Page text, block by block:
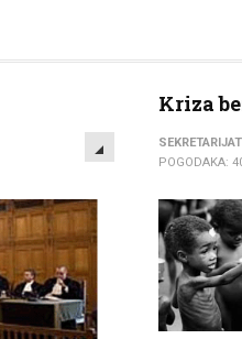
EMPTY
Kriza
POGODAKA: